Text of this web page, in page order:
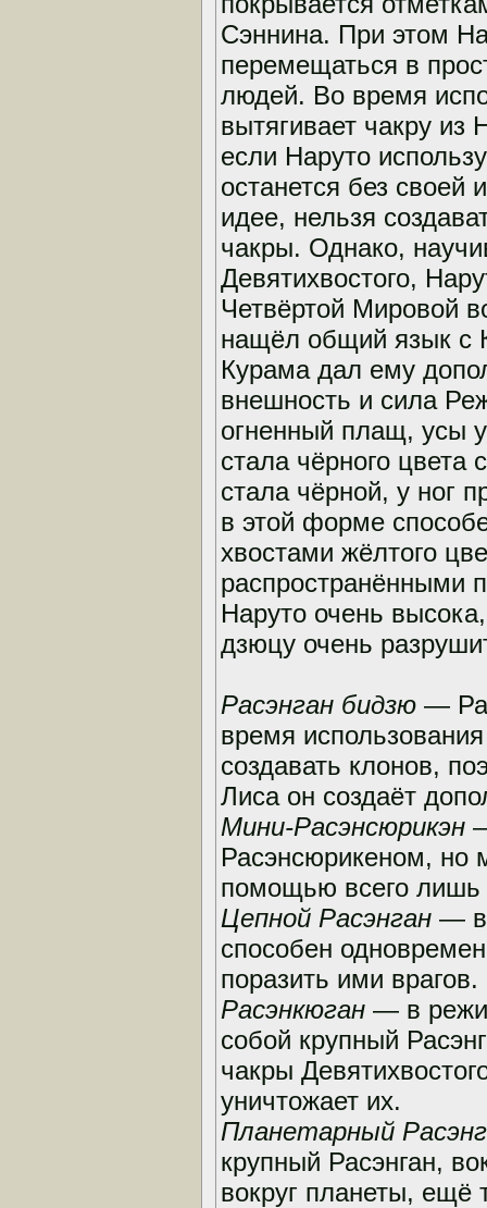
Сэннина. При этом
перемещаться в
людей. Во время
вытягивает чакру
если Наруто
останется без своей
идее, нельзя
чакры. Однако,
Девятихвостого,
Четвёртой Мировой
нащёл общий язык с
Курама дал ему
внешность и сила
огненный плащ, усы
стала чёрного
стала чёрной, у ног
в этой форме
хвостами жёлтого
распространёнными
Наруто очень
дзюцу очень
Расэнган бидзю —
время
создавать клонов,
Лиса он создаёт
Мини-Расэнсюрикэн
Расэнсюрикеном, но
помощью всего лишь
Цепной Расэнган — в
способен
поразить ими врагов.
Расэнкюган — в
собой крупный
чакры
уничтожает их.
Планетарный
крупный Расэнган,
вокруг планеты, ещё